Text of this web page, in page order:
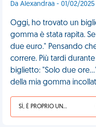
Da Alexandraa - 01/02/2025
Oggi, ho trovato un
gomma è stata rapita.
due euro." Pensando
correre. Più tardi
biglietto: "Solo due
della mia gomma
SÌ, È PROPRIO UNA VDM!